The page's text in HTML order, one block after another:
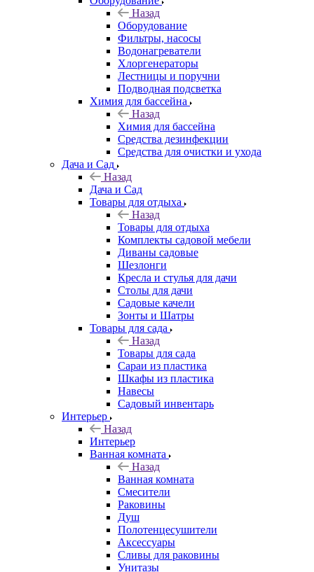
Назад
Оборудование
Фильтры, насосы
Водонагреватели
Хлоргенераторы
Лестницы и поручни
Подводная подсветка
Химия для бассейна
Назад
Химия для бассейна
Средства дезинфекции
Средства для очистки и ухода
Дача и Сад
Назад
Дача и Сад
Товары для отдыха
Назад
Товары для отдыха
Комплекты садовой мебели
Диваны садовые
Шезлонги
Кресла и стулья для дачи
Столы для дачи
Садовые качели
Зонты и Шатры
Товары для сада
Назад
Товары для сада
Сараи из пластика
Шкафы из пластика
Навесы
Садовый инвентарь
Интерьер
Назад
Интерьер
Ванная комната
Назад
Ванная комната
Смесители
Раковины
Душ
Полотенцесушители
Аксессуары
Сливы для раковины
Унитазы